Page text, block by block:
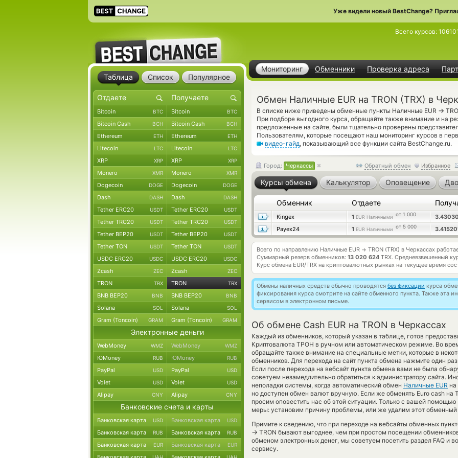
Уже видели новый BestChange?
Мониторинг Обменники Проверка адреса
Всего курсов:
Обмен Наличные EUR на TRON (TRX) в
В списке ниже приведены обменные пункты Наличные EUR →
При подборе выгодного курса, обращайте также внимание и на
предложенные на сайте, были тщательно проверены
Пользователям, которые посещают наш мониторинг курсов в
видео-гайд, показывающий все функции сайта BestChange.ru.
Обратный обмен Избранное
Город: Черкассы
Курсы обмена Калькулятор Оповещение
Обменник Отдаете
Kingex 1 EUR Наличными от 1 000
Payex24
1 EUR Наличными от 5 000
Всего по направлению Наличные EUR → TRON (TRX) в Черкассах
Суммарный резерв обменников: 13 020 624 TRX. Средневзвешенный
Курс обмена EUR/TRX на криптовалютных рынках на текущее время
Обмены наличных средств обычно проводятся без фиксации курса
фиксирования курса смотрите на сайте обменного пункта. Также эта
сервисом в электронном письме.
Об обмене Cash EUR на TRON в Черкассах
Каждый из обменников, который указан в таблице, готов
Криптовалюта ТРОН в ручном или автоматическом режиме. Во
обращайте также внимание на специальные метки, которые в
обменников. Для перехода на сайт пункта обмена нажмите один
Если после перехода на вебсайт пункта обмена вами не была
советуем незамедлительно обратиться к администратору сайта.
неполадки системы, когда автоматический обмен Наличные EUR на
но доступен обмен валют вручную. Если же обменять Euro cash
просим оповестить нас об этой ситуации. Только с вашей
меры: установим причину проблемы, или же удалим этот обменный
Примите к сведению, что при переходе на вебсайты обменных
→ TRON бывают выгоднее, чем при простом посещении
обменом электронных денег, мы советуем посетить раздел FAQ и
сервису.
Таблица Список Популярное
Bitcoin BTC Bitcoin BTC
Bitcoin Cash BCH Bitcoin Cash BCH
Ethereum ETH Ethereum ETH
Litecoin LTC Litecoin LTC
XRP XRP XRP XRP
Monero XMR Monero XMR
Dogecoin DOGE Dogecoin DOGE
Dash DASH Dash DASH
Tether ERC20 USDT Tether ERC20 USDT
Tether TRC20 USDT Tether TRC20 USDT
Tether BEP20 USDT Tether BEP20 USDT
Tether TON USDT Tether TON USDT
USDC ERC20 USDC USDC ERC20 USDC
Zcash ZEC Zcash ZEC
TRON TRX TRON TRX
BNB BEP20 BNB BNB BEP20 BNB
Solana SOL Solana SOL
Gram (Toncoin) GRAM Gram (Toncoin) GRAM
Электронные деньги
WebMoney WMZ WebMoney WMZ
ЮMoney RUB ЮMoney RUB
PayPal USD PayPal USD
Volet USD Volet USD
Alipay CNY Alipay CNY
Банковские счета и карты
Банковская карта USD Банковская карта USD
Банковская карта RUB Банковская карта RUB
Банковская карта EUR Банковская карта EUR